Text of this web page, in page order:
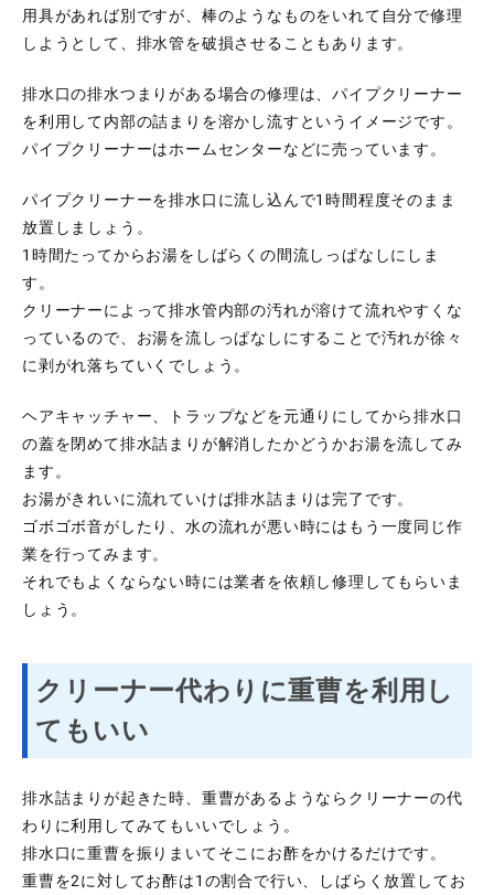
用具があれば別ですが、棒のようなものをいれて自分で修理
しようとして、排水管を破損させることもあります。
排水口の排水つまりがある場合の修理は、パイプクリーナー
を利用して内部の詰まりを溶かし流すというイメージです。
パイプクリーナーはホームセンターなどに売っています。
パイプクリーナーを排水口に流し込んで1時間程度そのまま
放置しましょう。
1時間たってからお湯をしばらくの間流しっぱなしにしま
す。
クリーナーによって排水管内部の汚れが溶けて流れやすくな
っているので、お湯を流しっぱなしにすることで汚れが徐々
に剥がれ落ちていくでしょう。
ヘアキャッチャー、トラップなどを元通りにしてから排水口
の蓋を閉めて排水詰まりが解消したかどうかお湯を流してみ
ます。
お湯がきれいに流れていけば排水詰まりは完了です。
ゴボゴボ音がしたり、水の流れが悪い時にはもう一度同じ作
業を行ってみます。
それでもよくならない時には業者を依頼し修理してもらいま
しょう。
クリーナー代わりに重曹を利用し
てもいい
排水詰まりが起きた時、重曹があるようならクリーナーの代
わりに利用してみてもいいでしょう。
排水口に重曹を振りまいてそこにお酢をかけるだけです。
重曹を2に対してお酢は1の割合で行い、しばらく放置してお